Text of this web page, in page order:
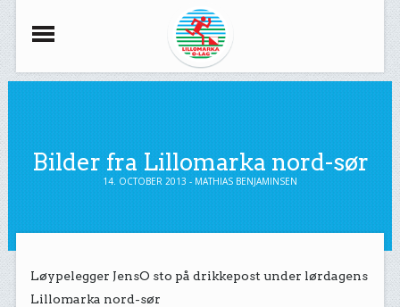
Bilder fra Lillomarka nord-sør
14. OCTOBER 2013 - MATHIAS BENJAMINSEN
Løypelegger JensO sto på drikkepost under lørdagens
Lillomarka nord-sør